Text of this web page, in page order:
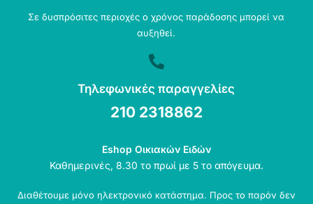
Σε δυσπρόσιτες περιοχές ο χρόνος παράδοσης μπορεί να
αυξηθεί.
Τηλεφωνικές παραγγελίες
210 2318862
Eshop Οικιακών Ειδών
Καθημερινές, 8.30 το πρωί με 5 το απόγευμα.
Διαθέτουμε μόνο ηλεκτρονικό κατάστημα. Προς το παρόν δεν